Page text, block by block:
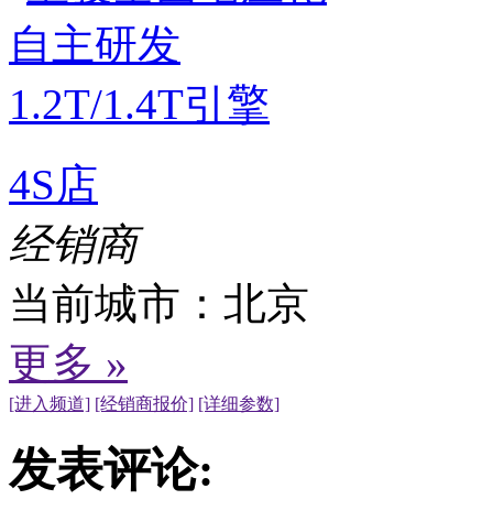
4S店
经销商
当前城市： 北京
更多 »
[进入频道] [经销商报价] [详细参数]
发表评论: